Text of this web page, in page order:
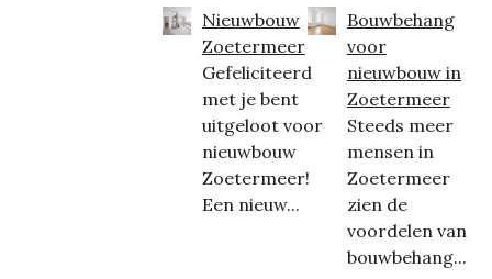
Nieuwbouw
Zoetermeer
Gefeliciteerd
met je bent
uitgeloot voor
nieuwbouw
Zoetermeer!
Een nieuw...
Bouwbehang
voor
nieuwbouw in
Zoetermeer
Steeds meer
mensen in
Zoetermeer
zien de
voordelen van
bouwbehang...